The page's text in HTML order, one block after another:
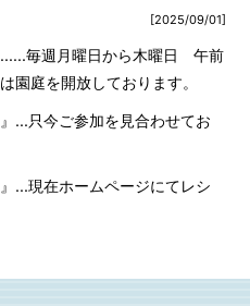
[2025/09/01]
......毎週月曜日から木曜日 午前
庭を開放しております。
参加を見合わせてお
ームページにてレシ